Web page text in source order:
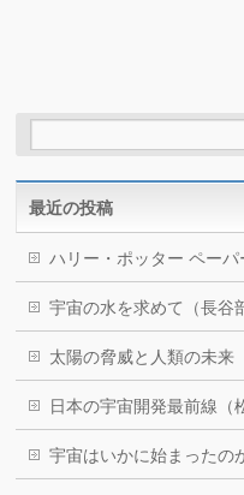
最近の投稿
ハリー・ポッター ペーパ
宇宙の水を求めて（長谷
太陽の脅威と人類の未来
日本の宇宙開発最前線（
宇宙はいかに始まったの